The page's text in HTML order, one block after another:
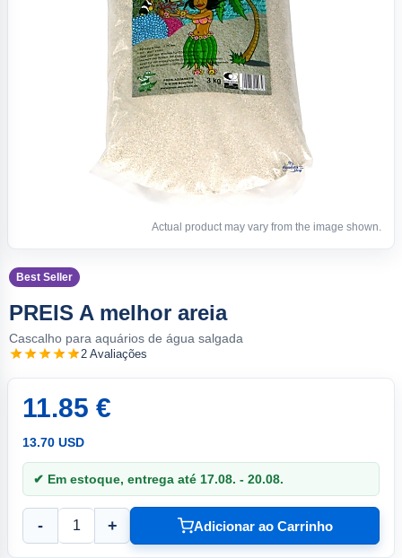
Actual product may vary from the image shown.
Best Seller
PREIS A melhor areia
Cascalho para aquários de água salgada
2 Avaliações
11.85 €
13.70 USD
✔ Em estoque, entrega até 17.08. - 20.08.
- + Adicionar ao Carrinho